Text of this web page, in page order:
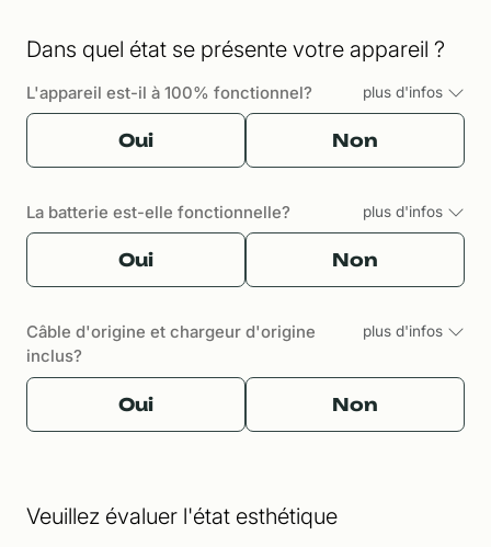
Dans quel état se présente votre appareil ?
L'appareil est-il à 100% fonctionnel? plus d'infos
Oui Non
La batterie est-elle fonctionnelle? plus d'infos
Oui Non
Câble d'origine et chargeur d'origine
inclus?
plus d'infos
Oui Non
Veuillez évaluer l'état esthétique